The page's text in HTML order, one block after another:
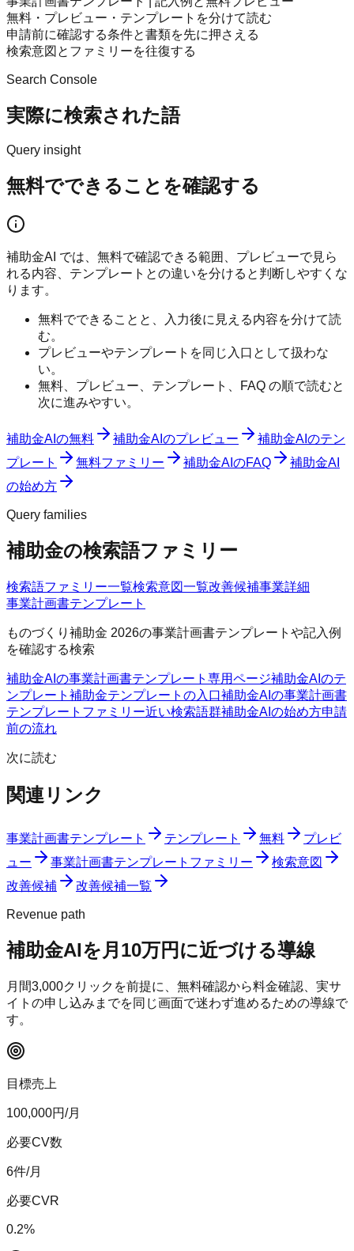
無料・プレビュー・テンプレートを分けて読む
申請前に確認する条件と書類を先に押さえる
検索意図とファミリーを往復する
Search Console
実際に検索された語
Query insight
無料でできることを確認する
補助金AI では、無料で確認できる範囲、プレビューで見ら
れる内容、テンプレートとの違いを分けると判断しやすくな
ります。
無料でできることと、入力後に見える内容を分けて読
む。
プレビューやテンプレートを同じ入口として扱わな
い。
無料、プレビュー、テンプレート、FAQ の順で読むと
次に進みやすい。
補助金AIの無料 補助金AIのプレビュー
補助金AIのテン
プレート
無料ファミリー 補助金AIのFAQ
補助金AI
の始め方
Query families
補助金の検索語ファミリー
検索語ファミリー一覧検索意図一覧改善候補事業詳細
事業計画書テンプレート
ものづくり補助金 2026の事業計画書テンプレートや記入例
を確認する検索
補助金AIの事業計画書テンプレート 専用ページ補助金AIのテ
ンプレート 補助金テンプレートの入口補助金AIの事業計画書
テンプレートファミリー近い検索語群補助金AIの始め方申請
前の流れ
次に読む
関連リンク
事業計画書テンプレート テンプレート 無料
プレビ
ュー
事業計画書テンプレートファミリー
検索意図
改善候補
改善候補一覧
Revenue path
補助金AIを月10万円に近づける導線
月間3,000クリックを前提に、無料確認から料金確認、実サ
イトの申し込みまでを同じ画面で迷わず進めるための導線で
す。
目標売上
100,000円/月
必要CV数
6件/月
必要CVR
0.2%